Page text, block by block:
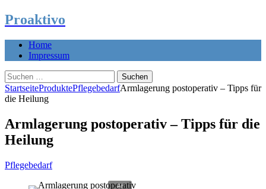
Proaktivo
Home
Impressum
Suchen
nach:
StartseiteProduktePflegebedarfArmlagerung postoperativ – Tipps für
die Heilung
Armlagerung postoperativ – Tipps für die
Heilung
Pflegebedarf